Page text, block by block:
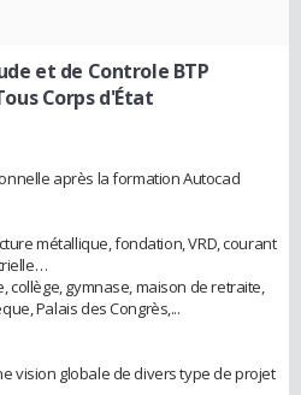
et de Controle BTP
Corps d'État
après la formation Autocad
métallique, fondation, VRD, courant
collège, gymnase, maison de retraite,
Palais des Congrès,...
vision globale de divers type de projet